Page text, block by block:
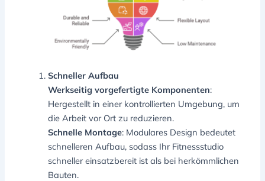
Schneller Aufbau
Werkseitig vorgefertigte Komponenten:
Hergestellt in einer kontrollierten Umgebung, um
die Arbeit vor Ort zu reduzieren.
Schnelle Montage: Modulares Design bedeutet
schnelleren Aufbau, sodass Ihr Fitnessstudio
schneller einsatzbereit ist als bei herkömmlichen
Bauten.